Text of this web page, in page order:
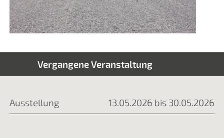
Vergangene Veranstaltung
Ausstellung 13.05.2026 bis 30.05.2026